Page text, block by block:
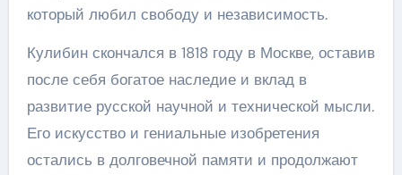
который любил свободу и независимость.
Кулибин скончался в 1818 году в Москве, оставив
после себя богатое наследие и вклад в
развитие русской научной и технической мысли.
Его искусство и гениальные изобретения
остались в долговечной памяти и продолжают